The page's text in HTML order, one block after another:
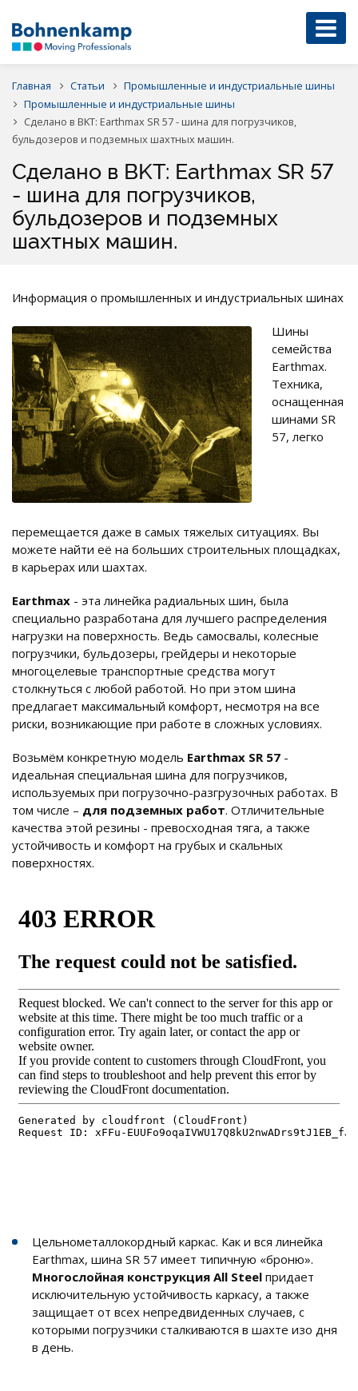
Главная Статьи
Промышленные и индустриальные шины
Промышленные и индустриальные шины
Сделано в BKT: Earthmax SR 57 - шина для погрузчиков,
бульдозеров и подземных шахтных машин.
Сделано в BKT: Earthmax SR 57
- шина для погрузчиков,
бульдозеров и подземных
шахтных машин.
Информация о промышленных и индустриальных шинах
Шины
семейства
Earthmax.
Техника,
оснащенная
шинами SR
57, легко
перемещается даже в самых тяжелых ситуациях. Вы
можете найти её на больших строительных площадках,
в карьерах или шахтах.
Earthmax - эта линейка радиальных шин, была
специально разработана для лучшего распределения
нагрузки на поверхность. Ведь самосвалы, колесные
погрузчики, бульдозеры, грейдеры и некоторые
многоцелевые транспортные средства могут
столкнуться с любой работой. Но при этом шина
предлагает максимальный комфорт, несмотря на все
риски, возникающие при работе в сложных условиях.
Возьмём конкретную модель Earthmax SR 57 -
идеальная специальная шина для погрузчиков,
используемых при погрузочно-разгрузочных работах. В
том числе – для подземных работ. Отличительные
качества этой резины - превосходная тяга, а также
устойчивость и комфорт на грубых и скальных
поверхностях.
Цельнометаллокордный каркас. Как и вся линейка
Earthmax, шина SR 57 имеет типичную «броню».
Многослойная конструкция All Steel придает
исключительную устойчивость каркасу, а также
защищает от всех непредвиденных случаев, с
которыми погрузчики сталкиваются в шахте изо дня
в день.